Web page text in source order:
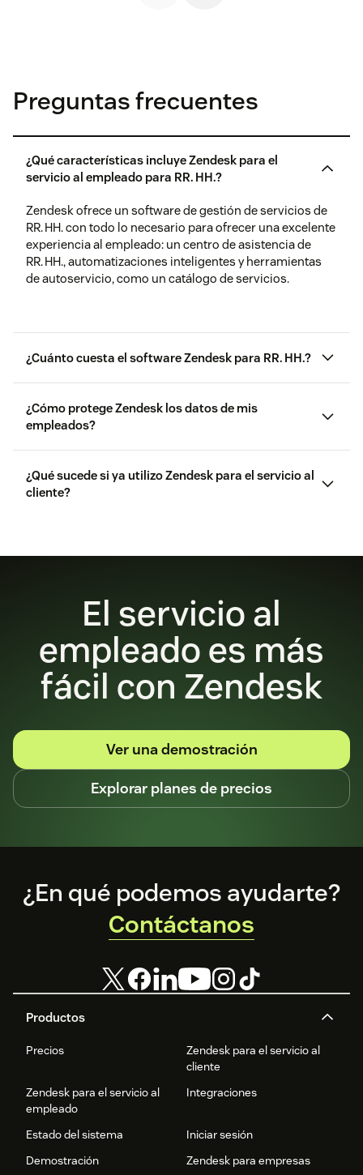
Preguntas frecuentes
¿Qué características incluye Zendesk para el
servicio al empleado para RR. HH.?
Zendesk ofrece un software de gestión de servicios de
RR. HH. con todo lo necesario para ofrecer una excelente
experiencia al empleado: un centro de asistencia de
RR. HH., automatizaciones inteligentes y herramientas
de autoservicio, como un catálogo de servicios.
¿Cuánto cuesta el software Zendesk para RR. HH.?
¿Cómo protege Zendesk los datos de mis
empleados?
seguridad
¿Qué sucede si ya utilizo Zendesk para el servicio al
cliente?
Contactar con Ventas
El servicio al
empleado es más
fácil con Zendesk
Ver una demostración
Explorar planes de precios
Footer
Productos
Precios
Zendesk para el servicio al
cliente
Zendesk para el servicio al
empleado
Integraciones
Estado del sistema
Iniciar sesión
Demostración
Zendesk para empresas
¿En qué podemos ayudarte?
Contáctanos